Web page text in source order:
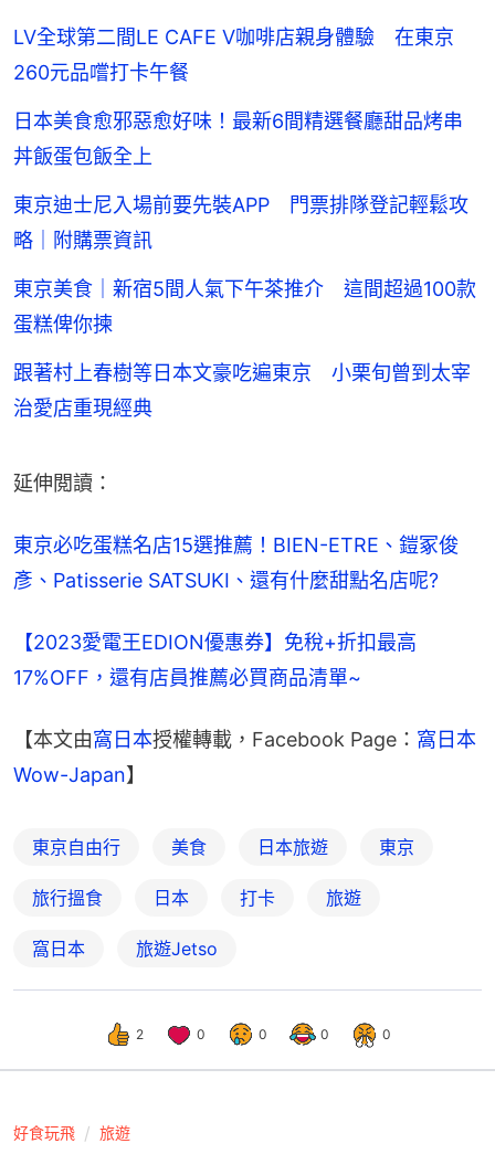
LV全球第二間LE CAFE V咖啡店親身體驗 在東京
260元品嚐打卡午餐
日本美食愈邪惡愈好味！最新6間精選餐廳甜品烤串
丼飯蛋包飯全上
東京迪士尼入場前要先裝APP 門票排隊登記輕鬆攻
略｜附購票資訊
東京美食｜新宿5間人氣下午茶推介 這間超過100款
蛋糕俾你揀
跟著村上春樹等日本文豪吃遍東京 小栗旬曾到太宰
治愛店重現經典
延伸閲讀：
東京必吃蛋糕名店15選推薦！BIEN-ETRE、鎧冢俊
彥、Patisserie SATSUKI、還有什麼甜點名店呢?
【2023愛電王EDION優惠券】免稅+折扣最高
17%OFF，還有店員推薦必買商品清單~
【本文由窩日本授權轉載，Facebook Page： 窩日本
Wow-Japan】
東京自由行 美食 日本旅遊 東京
旅行搵食 日本 打卡 旅遊
窩日本 旅遊Jetso
2 0 0 0 0
好食玩飛 旅遊